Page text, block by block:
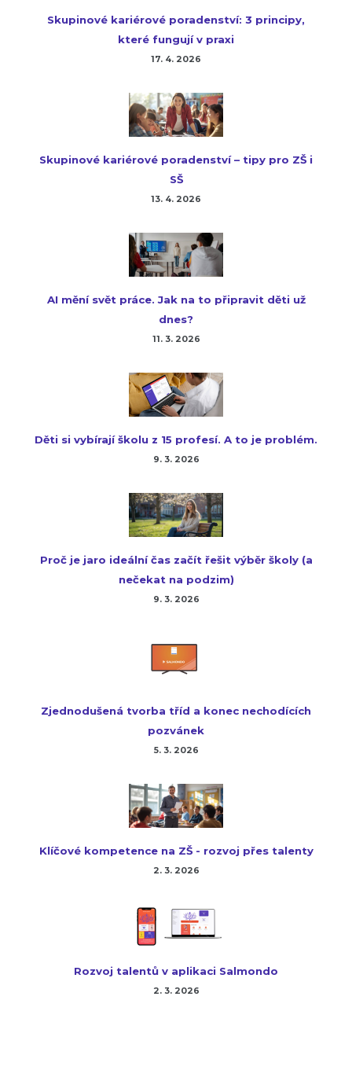
Skupinové kariérové poradenství: 3 principy,
které fungují v praxi
17. 4. 2026
Skupinové kariérové poradenství – tipy pro ZŠ i
SŠ
13. 4. 2026
AI mění svět práce. Jak na to připravit děti už
dnes?
11. 3. 2026
Děti si vybírají školu z 15 profesí. A to je problém.
9. 3. 2026
Proč je jaro ideální čas začít řešit výběr školy (a
nečekat na podzim)
9. 3. 2026
Zjednodušená tvorba tříd a konec nechodících
pozvánek
5. 3. 2026
Klíčové kompetence na ZŠ - rozvoj přes talenty
2. 3. 2026
Rozvoj talentů v aplikaci Salmondo
2. 3. 2026